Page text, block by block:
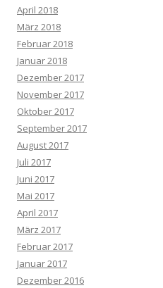
April 2018
März 2018
Februar 2018
Januar 2018
Dezember 2017
November 2017
Oktober 2017
September 2017
August 2017
Juli 2017
Juni 2017
Mai 2017
April 2017
März 2017
Februar 2017
Januar 2017
Dezember 2016